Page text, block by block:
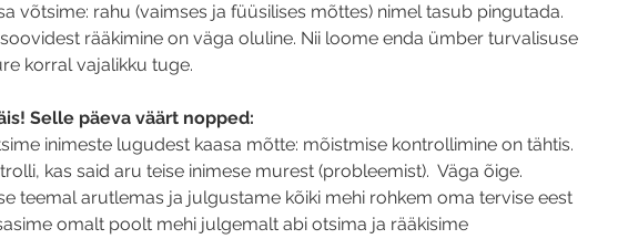
võtsime: rahu (vaimses ja füüsilises mõttes) nimel tasub pingutada.
rääkimine on väga oluline. Nii loome enda ümber turvalisuse
korral vajalikku tuge.
Selle päeva väärt nopped:
inimeste lugudest kaasa mõtte: mõistmise kontrollimine on tähtis.
kas said aru teise inimese murest (probleemist).  Väga õige.
teemal arutlemas ja julgustame kõiki mehi rohkem oma tervise eest
omalt poolt mehi julgemalt abi otsima ja rääkisime